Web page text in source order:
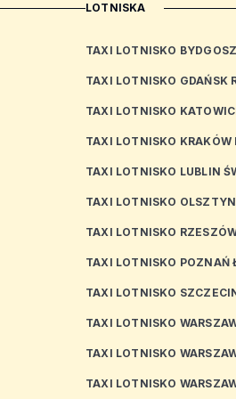
LOTNISKA
TAXI LOTNISKO
TAXI LOTNISKO GDAŃSK
TAXI LOTNISKO
TAXI LOTNISKO KRAKÓW
TAXI LOTNISKO LUBLIN
TAXI LOTNISKO
TAXI LOTNISKO
TAXI LOTNISKO POZNAŃ
TAXI LOTNISKO
TAXI LOTNISKO
TAXI LOTNISKO
TAXI LOTNISKO